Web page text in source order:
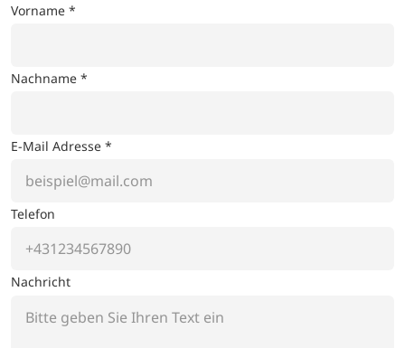
Vorname *
Nachname *
E-Mail Adresse *
Telefon
Nachricht